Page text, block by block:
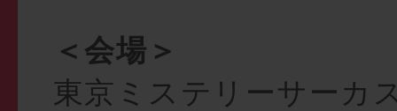
＜会場＞
東京ミステリーサーカ